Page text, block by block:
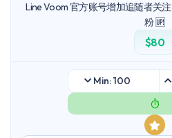
Line Voom 官方账号增加追随者关
粉 🆙
$80
Min: 100